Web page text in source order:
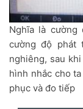
Nghĩa là
cường độ phát
nghiêng, sau
hình nhắc cho
phục và đo tiếp